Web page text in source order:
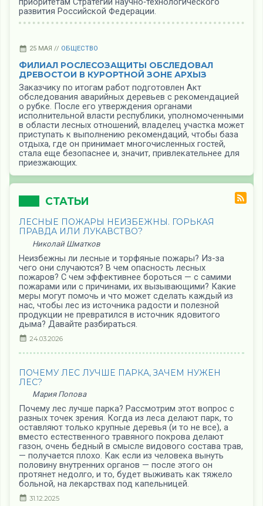
развития Российской Федерации.
25 МАЯ // ОБЩЕСТВО
ФИЛИАЛ РОСЛЕСОЗАЩИТЫ ОБСЛЕДОВАЛ
ДРЕВОСТОИ В КУРОРТНОЙ ЗОНЕ АРХЫЗ
Заказчику по итогам работ подготовлен Акт
обследования аварийных деревьев с рекомендацией
о рубке. После его утверждения органами
исполнительной власти республики, уполномоченными
в области лесных отношений, владелец участка может
приступать к выполнению рекомендаций, чтобы база
отдыха, где он принимает многочисленных гостей,
стала еще безопаснее и, значит, привлекательнее для
приезжающих.
СТАТЬИ
ЛЕСНЫЕ ПОЖАРЫ НЕИЗБЕЖНЫ. ГОРЬКАЯ
ПРАВДА ИЛИ ЛУКАВСТВО?
Николай Шматков
Неизбежны ли лесные и торфяные пожары? Из-за
чего они случаются? В чем опасность лесных
пожаров? С чем эффективнее бороться — с самими
пожарами или с причинами, их вызывающими? Какие
меры могут помочь и что может сделать каждый из
нас, чтобы лес из источника радости и полезной
продукции не превратился в источник ядовитого
дыма? Давайте разбираться.
24.03.2026
ПОЧЕМУ ЛЕС ЛУЧШЕ ПАРКА, ЗАЧЕМ НУЖЕН
ЛЕС?
Мария Попова
Почему лес лучше парка? Рассмотрим этот вопрос с
разных точек зрения. Когда из леса делают парк, то
оставляют только крупные деревья (и то не все), а
вместо естественного травяного покрова делают
газон, очень бедный в смысле видового состава трав,
— получается плохо. Как если из человека вынуть
половину внутренних органов — после этого он
протянет недолго, и то, будет выживать как тяжело
больной, на лекарствах под капельницей.
31.12.2025